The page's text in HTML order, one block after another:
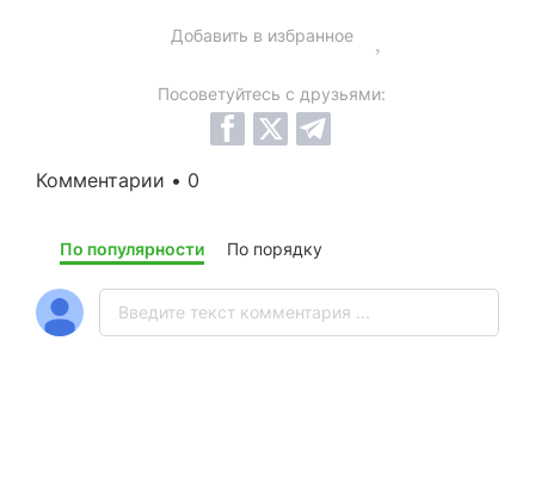
Добавить в избранное
Посоветуйтесь с друзьями:
Комментарии • 0
По популярности По порядку